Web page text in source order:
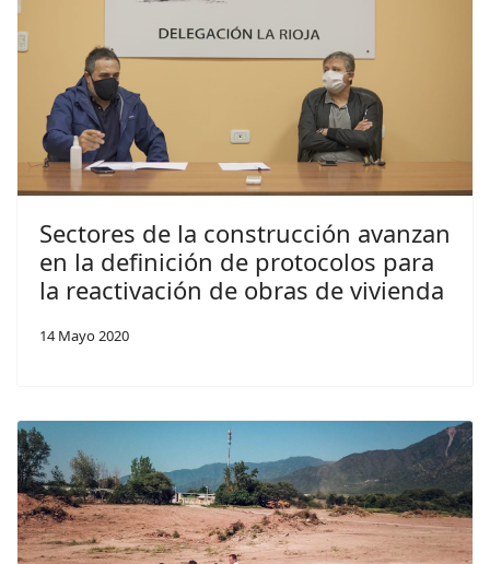
Sectores de la construcción avanzan
en la definición de protocolos para
la reactivación de obras de vivienda
14 Mayo 2020